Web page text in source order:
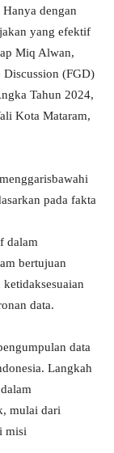
dengan
yang efektif
Miq Alwan,
Discussion (FGD)
Tahun 2024,
Kota Mataram,
pada fakta
dalam
bertujuan
data.
data
Langkah
mulai dari
misi